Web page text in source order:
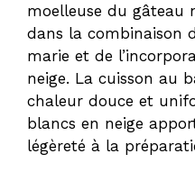
moelleuse du gâteau
dans la combinaison
marie et de
neige. La cuisson au
chaleur douce et
blancs en neige
légèreté à la